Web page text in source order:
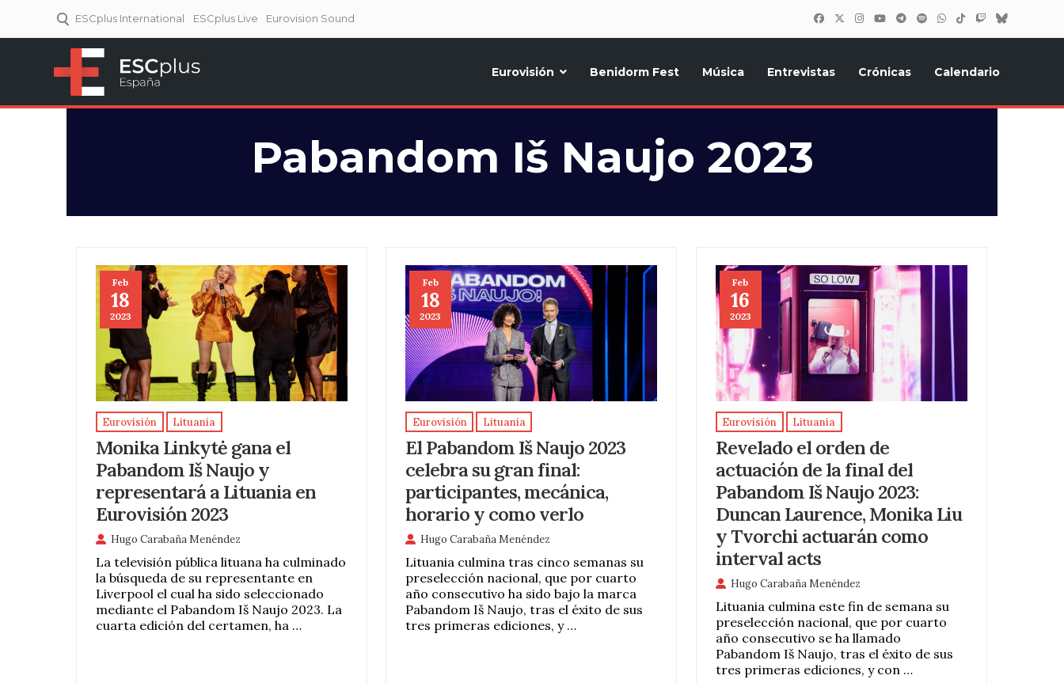
ESCplus International ESCplus Live Eurovision Sound
Eurovisión Benidorm Fest Música Entrevistas Crónicas Calendario
Pabandom Iš Naujo 2023
Feb
18
2023
Eurovisión Lituania
Monika Linkytė gana el
Pabandom Iš Naujo y
representará a Lituania en
Eurovisión 2023
Hugo Carabaña Menéndez
La televisión pública lituana ha culminado
la búsqueda de su representante en
Liverpool el cual ha sido seleccionado
mediante el Pabandom Iš Naujo 2023. La
cuarta edición del certamen, ha …
Feb
18
2023
Eurovisión Lituania
El Pabandom Iš Naujo 2023
celebra su gran final:
participantes, mecánica,
horario y como verlo
Hugo Carabaña Menéndez
Lituania culmina tras cinco semanas su
preselección nacional, que por cuarto
año consecutivo ha sido bajo la marca
Pabandom Iš Naujo, tras el éxito de sus
tres primeras ediciones, y …
Feb
16
2023
Eurovisión Lituania
Revelado el orden de
actuación de la final del
Pabandom Iš Naujo 2023:
Duncan Laurence, Monika Liu
y Tvorchi actuarán como
interval acts
Hugo Carabaña Menéndez
Lituania culmina este fin de semana su
preselección nacional, que por cuarto
año consecutivo se ha llamado
Pabandom Iš Naujo, tras el éxito de sus
tres primeras ediciones, y con …